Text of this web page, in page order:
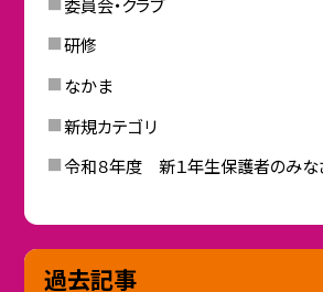
研修
なかま
新規カテゴリ
令和８年度 新１年生保護者のみな
過去記事